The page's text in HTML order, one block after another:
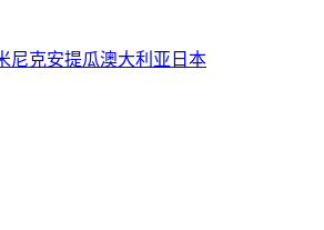
尼克安提瓜澳大利亚 日本